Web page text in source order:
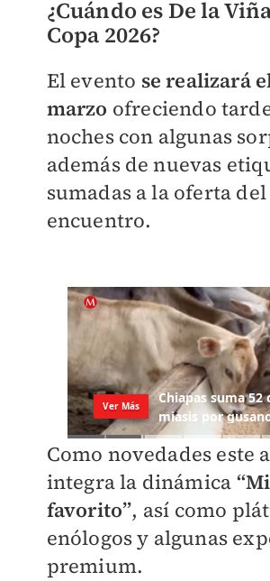
¿Cuándo es De la
Copa 2026?
El evento se realizará
marzo ofreciendo
noches con algunas
además de nuevas
sumadas a la oferta del
encuentro.
Como novedades este
integra la dinámica
favorito”, así como
enólogos y algunas
premium.